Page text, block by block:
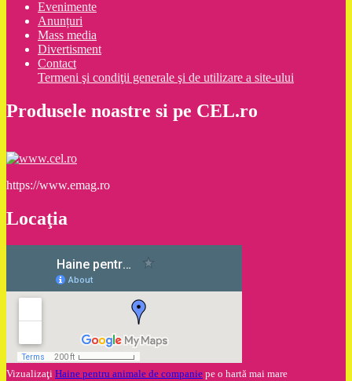
Evenimente
Anunțuri
Mass media
Divertisment
Contact
Termeni şi condiţii generale şi de utilizare a site-ului
Produsele noastre si pe CEL.ro
https://www.emag.ro
Locaţia
Vizualizaţi Haine pentru animale de companie pe o hartă mai mare